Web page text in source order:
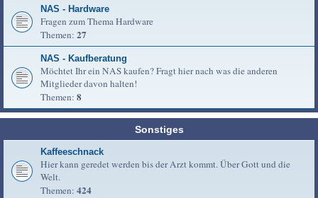
NAS - Hardware
Fragen zum Thema Hardware
Themen: 27
NAS - Kaufberatung
Möchtet Ihr ein NAS kaufen? Fragt hier nach was die anderen
Mitglieder davon halten!
Themen: 8
Sonstiges
Kaffeeschnack
Hier kann geredet werden bis der Arzt kommt. Über Gott und die
Welt.
Themen: 424